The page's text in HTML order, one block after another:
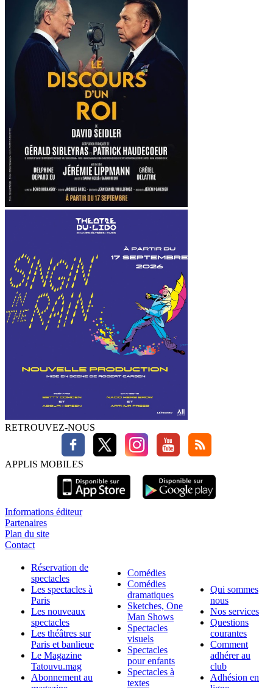
RETROUVEZ-NOUS
APPLIS MOBILES
Informations éditeur
Partenaires
Plan du site
Contact
Réservation de
spectacles
Les spectacles à
Paris
Les nouveaux
spectacles
Les théâtres sur
Paris et banlieue
Le Magazine
Tatouvu.mag
Abonnement au
Comédies
Comédies
dramatiques
Sketches, One
Man Shows
Spectacles
visuels
Spectacles
pour enfants
Spectacles à
textes
Qui sommes
nous
Nos services
Questions
courantes
Comment
adhérer au
club
Adhésion en